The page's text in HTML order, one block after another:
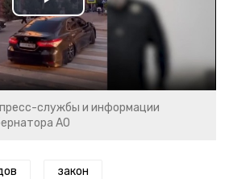
Play
Video
службы и информации
АО
закон